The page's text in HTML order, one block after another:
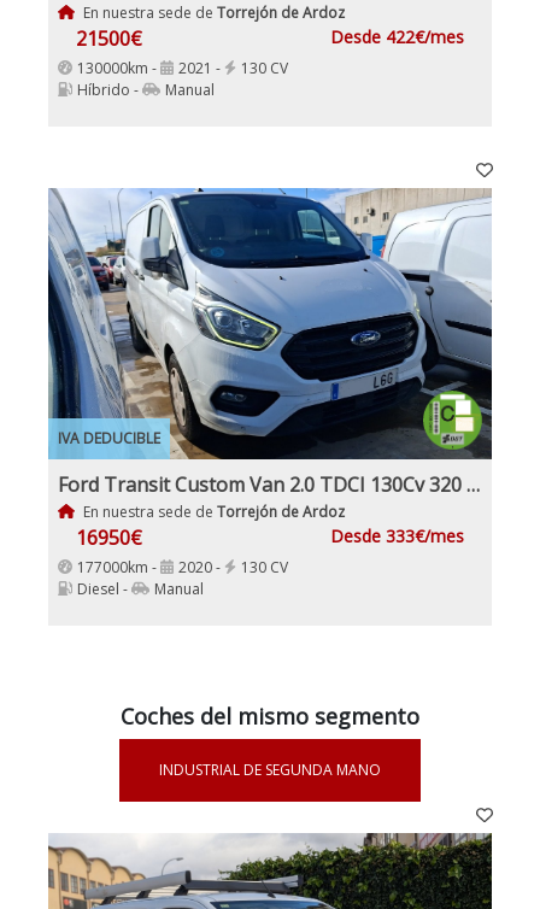
En nuestra sede de Torrejón de Ardoz
21500€ Desde 422€/mes
130000km - 2021 -
130 CV
Híbrido -
Manual
IVA DEDUCIBLE
Ford Transit Custom Van 2.0 TDCI 130Cv 320 L1 Etiqueta C IVA y Garantía Incl
En nuestra sede de Torrejón de Ardoz
16950€ Desde 333€/mes
177000km - 2020 -
130 CV
Diesel -
Manual
Coches del mismo segmento
INDUSTRIAL DE SEGUNDA MANO